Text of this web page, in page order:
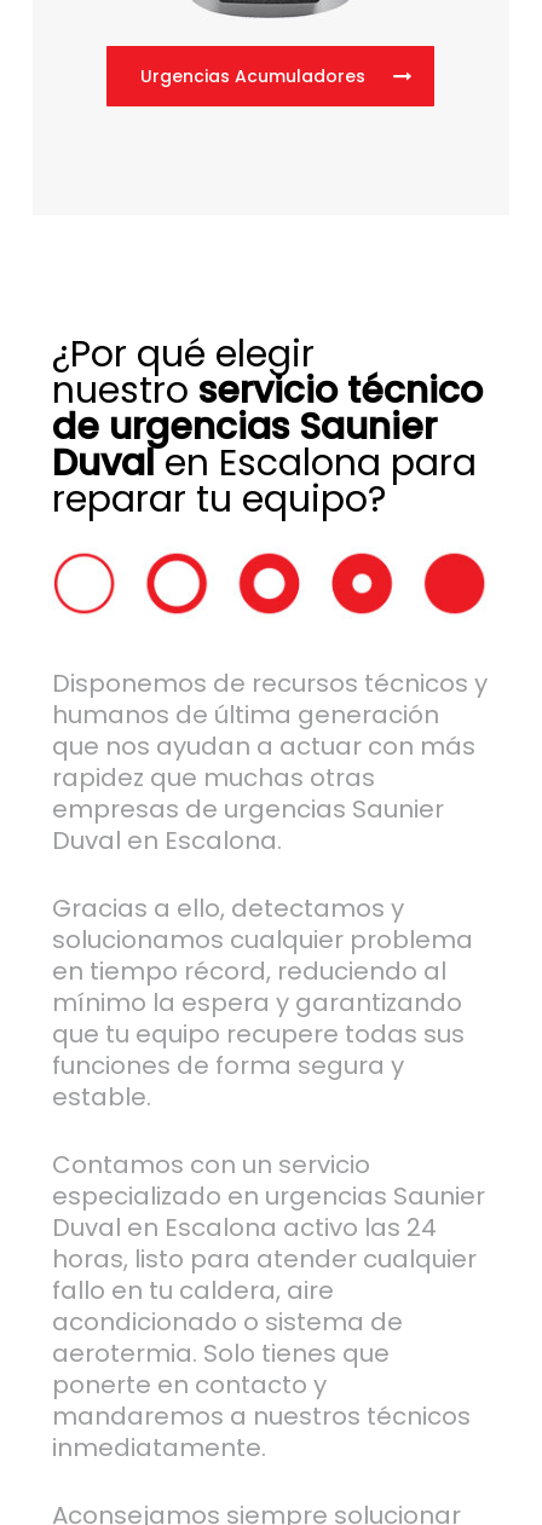
Urgencias Acumuladores
¿Por qué elegir
nuestro servicio técnico
de urgencias Saunier
Duvalen Escalona para
reparar tu equipo?
Disponemos de recursos técnicos y
humanos de última generación
que nos ayudan a actuar con más
rapidez que muchas otras
empresas de urgencias Saunier
Duval en Escalona.
Gracias a ello, detectamos y
solucionamos cualquier problema
en tiempo récord, reduciendo al
mínimo la espera y garantizando
que tu equipo recupere todas sus
funciones de forma segura y
estable.
Contamos con un servicio
especializado en urgencias Saunier
Duval en Escalona activo las 24
horas, listo para atender cualquier
fallo en tu caldera, aire
acondicionado o sistema de
aerotermia. Solo tienes que
ponerte en contacto y
mandaremos a nuestros técnicos
inmediatamente.
Aconsejamos siempre solucionar